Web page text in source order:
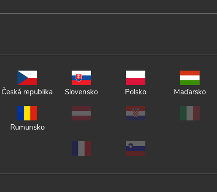
Česká republika Slovensko Polsko Maďarsko
Rumunsko